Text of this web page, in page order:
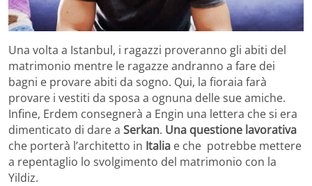
Una volta a Istanbul, i ragazzi proveranno gli abiti del
matrimonio mentre le ragazze andranno a fare dei
bagni e provare abiti da sogno. Qui, la fioraia farà
provare i vestiti da sposa a ognuna delle sue amiche.
Infine, Erdem consegnerà a Engin una lettera che si era
dimenticato di dare a Serkan. Una questione lavorativa
che porterà l’architetto in Italia e che potrebbe mettere
a repentaglio lo svolgimento del matrimonio con la
Yildiz.